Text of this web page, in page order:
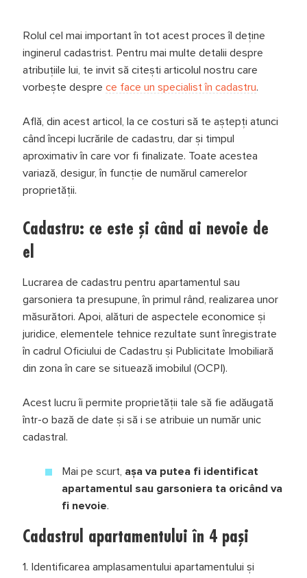
Rolul cel mai important în tot acest proces îl deține
inginerul cadastrist. Pentru mai multe detalii despre
atribuțiile lui, te invit să citești articolul nostru care
vorbește despre ce face un specialist în cadastru.
Află, din acest articol, la ce costuri să te aștepți atunci
când începi lucrările de cadastru, dar și timpul
aproximativ în care vor fi finalizate. Toate acestea
variază, desigur, în funcție de numărul camerelor
proprietății.
Cadastru: ce este și când ai nevoie de
el
Lucrarea de cadastru pentru apartamentul sau
garsoniera ta presupune, în primul rând, realizarea unor
măsurători. Apoi, alături de aspectele economice și
juridice, elementele tehnice rezultate sunt înregistrate
în cadrul Oficiului de Cadastru și Publicitate Imobiliară
din zona în care se situează imobilul (OCPI).
Acest lucru îi permite proprietății tale să fie adăugată
într-o bază de date și să i se atribuie un număr unic
cadastral.
Mai pe scurt, așa va putea fi identificat
apartamentul sau garsoniera ta oricând va
fi nevoie.
Cadastrul apartamentului în 4 pași
1. Identificarea amplasamentului apartamentului şi